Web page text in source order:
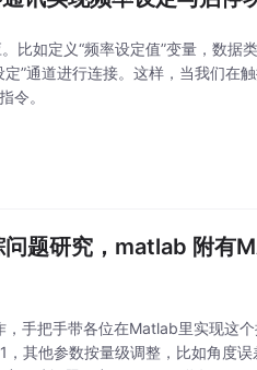
比如定义“频率设定值”变量，数据
”通道进行连接。这样，当我们在
令。
题研究，matlab 附有
手把手带各位在Matlab里实现这
其他参数按量级调整，比如角度误